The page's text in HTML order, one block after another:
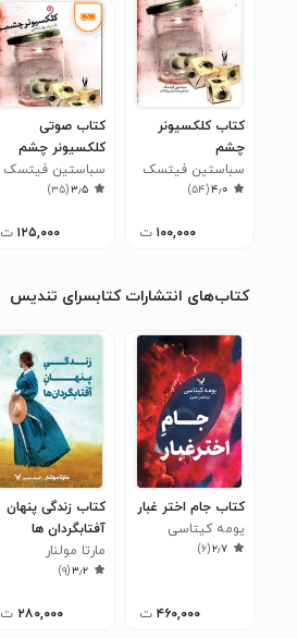
کتاب کلکسیونر
چشم
سباستین فیتسک
۴٫۰(۵۴)
۱۰۰,۰۰۰ ت
کتاب صوتی
کلکسیونر چشم
سباستین فیتسک
۳٫۵(۳۵)
۱۲۵,۰۰۰ ت
کتاب‌های انتشارات کتابسرای تندیس
کتاب جام اختر غبار
یومه کیتاسی
۲٫۷(۶)
۴۶۰,۰۰۰ ت
کتاب زندگی پنهان
آفتابگردان ها
مارتا مولنار
۳٫۲(۹)
۲۸۰,۰۰۰ ت